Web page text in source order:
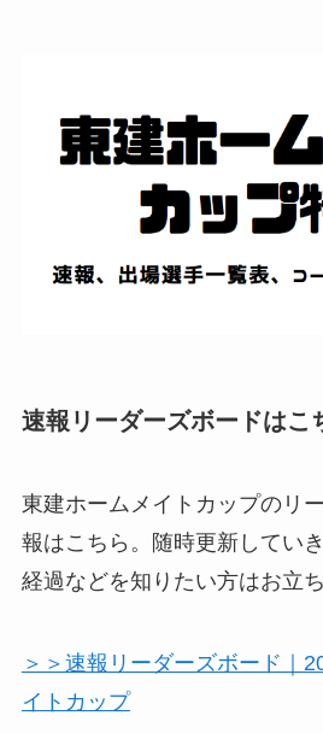
速報リーダーズボードはこ
東建ホームメイトカップのリ
報はこちら。随時更新してい
経過などを知りたい方はお立
＞＞速報リーダーズボード｜
イトカップ